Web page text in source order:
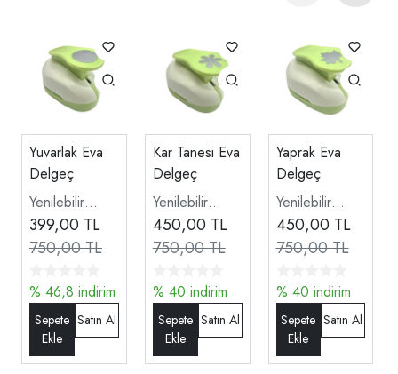
Yuvarlak Eva
Delgeç
Yenilebilir
Kağıt Şekil
Kesici Delgeç
Dekorasyon
Punch Seti)
399,00 TL
750,00 TL
% 46,8 indirim
Kar Tanesi Eva
Delgeç
Yenilebilir
Kağıt Şekil
Kesici Delgeç
Dekorasyon
Punch Seti)
450,00 TL
750,00 TL
% 40 indirim
Yaprak Eva
Delgeç
Yenilebilir
Kağıt Şekil
Kesici Delgeç
Dekorasyon
Punch Seti)
450,00 TL
750,00 TL
% 40 indirim